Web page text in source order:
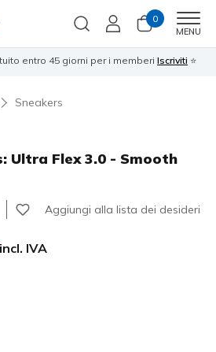
0
MENU
entro 45 giorni per i memberi Iscriviti ⭐
Sneakers
Ultra Flex 3.0 - Smooth
su 5 Aggiungi alla lista dei desideri
incl. IVA